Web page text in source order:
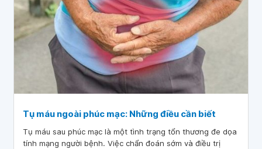
Tụ máu ngoài phúc mạc: Những điều cần biết
Tụ máu sau phúc mạc là một tình trạng tổn thương đe dọa
tính mạng người bệnh. Việc chẩn đoán sớm và điều trị